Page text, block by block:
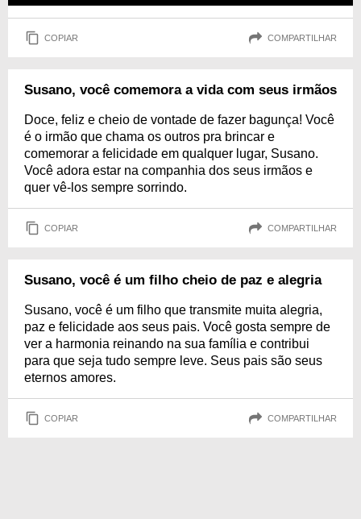
COPIAR COMPARTILHAR
Susano, você comemora a vida com seus irmãos
Doce, feliz e cheio de vontade de fazer bagunça! Você
é o irmão que chama os outros pra brincar e
comemorar a felicidade em qualquer lugar, Susano.
Você adora estar na companhia dos seus irmãos e
quer vê-los sempre sorrindo.
COPIAR COMPARTILHAR
Susano, você é um filho cheio de paz e alegria
Susano, você é um filho que transmite muita alegria,
paz e felicidade aos seus pais. Você gosta sempre de
ver a harmonia reinando na sua família e contribui
para que seja tudo sempre leve. Seus pais são seus
eternos amores.
COPIAR COMPARTILHAR